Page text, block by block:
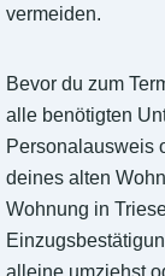
vermeiden.
Bevor du zum
alle benötigten
Personalausweis
deines alten
Wohnung in
alleine umziehst